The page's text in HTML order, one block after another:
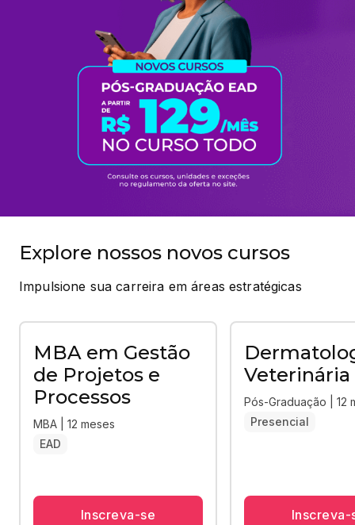
Explore nossos novos cursos
Impulsione sua carreira em áreas estratégicas
MBA em Gestão
de Projetos e
Processos
MBA | 12 meses
EAD
Inscreva-se
Veterinária
Pós-Graduação | 12
Presencial
Inscreva-